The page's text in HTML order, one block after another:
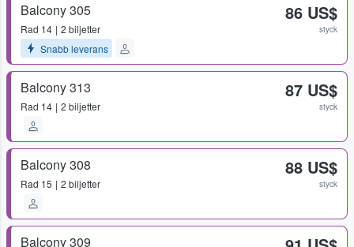
Balcony 305
Rad 14
2 biljetter
Snabb leverans
86 US$
styck
Balcony 313
Rad 14 2 biljetter
87 US$
styck
Balcony 308
Rad 15 2 biljetter
88 US$
styck
Balcony 309